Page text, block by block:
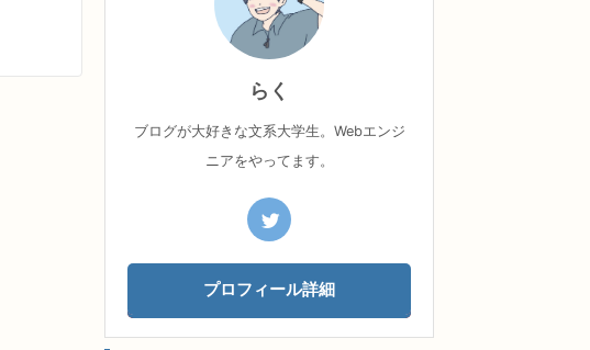
らく
ブログが大好きな文系大学生。Webエンジ
ニアをやってます。
プロフィール詳細